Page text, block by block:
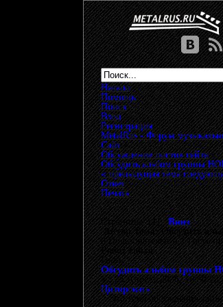
Начало
Помощь
Поиск
Вход
Регистрация
MetalRus - Форум
Сайт»
Обсуждение постов сайта»
Обсудить альбом группы
« предыдущая тема
Ответ
Печать
Страницы: [1]Вниз
АвторТема: Обсудить
0 Пользователей и 1 Гость
Робот сайта
Гость
Обсудить альбом
«:25 Апрель 2026, 16:50:22
Цитировать
Это тема обсуждения